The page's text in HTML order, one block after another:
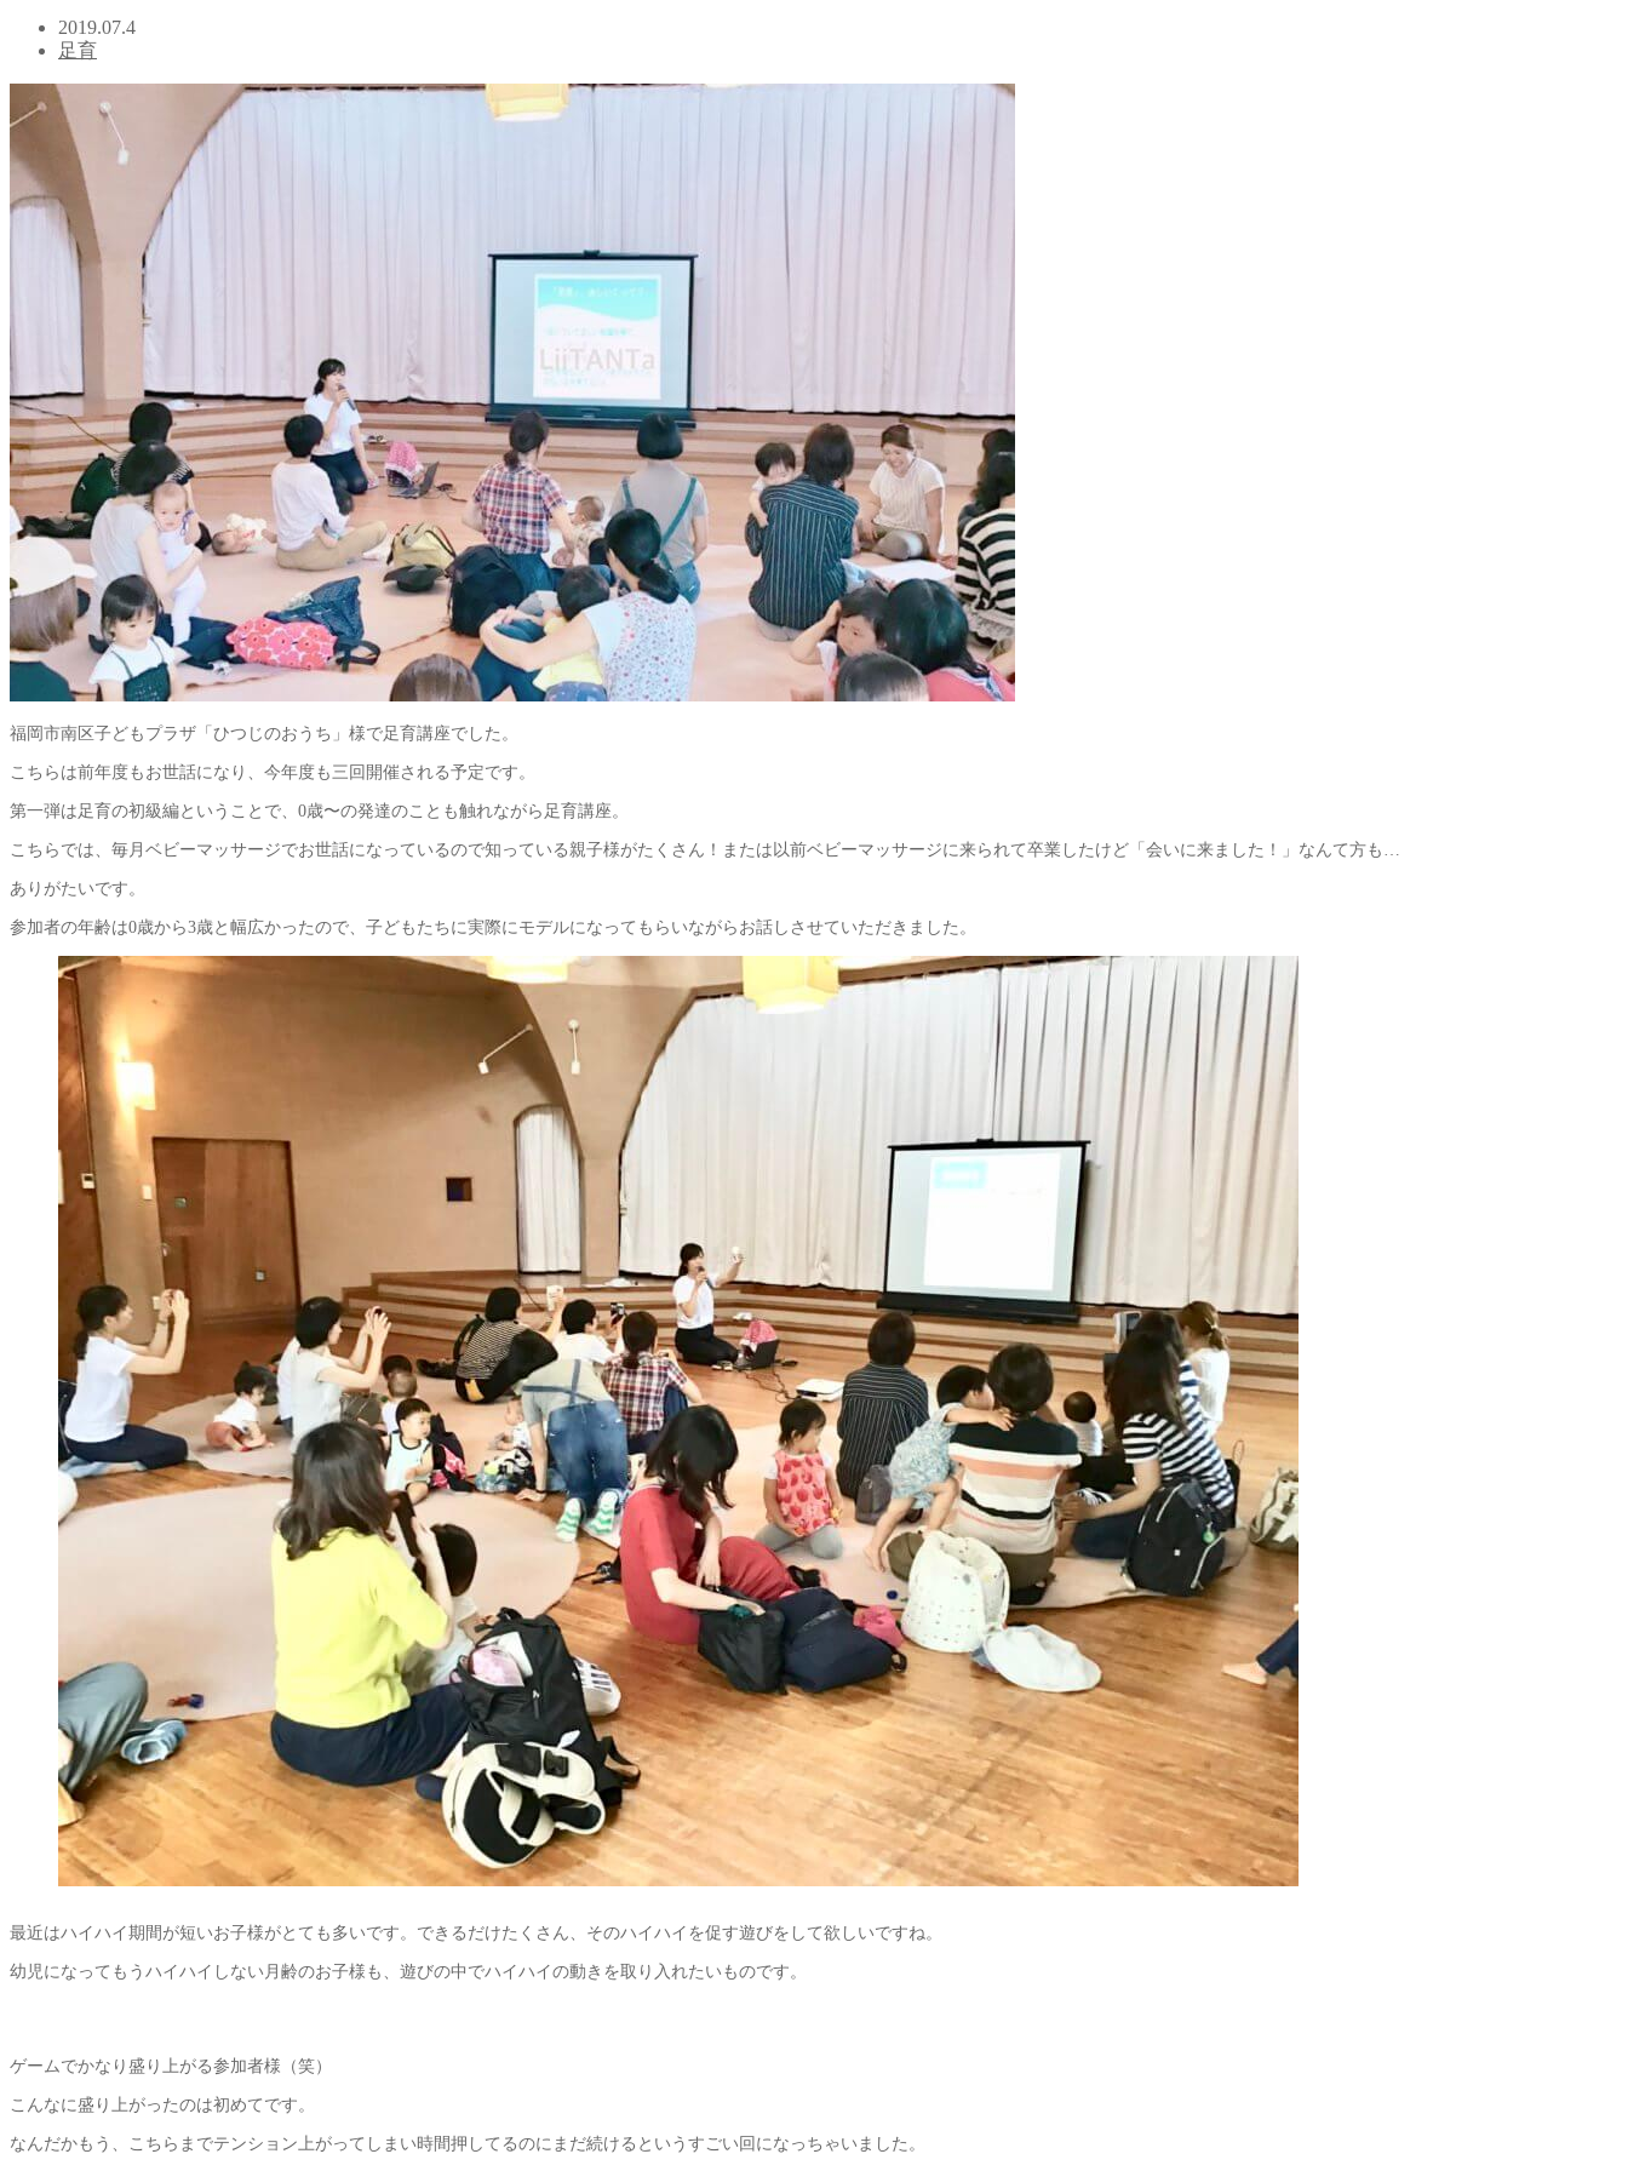
2019.07.4
足育
福岡市南区子どもプラザ「ひつじのおうち」様で足育講座でした。
こちらは前年度もお世話になり、今年度も三回開催される予定です。
第一弾は足育の初級編ということで、0歳〜の発達のことも触れながら足育講座。
こちらでは、毎月ベビーマッサージでお世話になっているので知っている親子様がたくさん！または以前ベビーマッサージに来られて卒業したけど「会いに来ました！」なんて方も…
ありがたいです。
参加者の年齢は0歳から3歳と幅広かったので、子どもたちに実際にモデルになってもらいながらお話しさせていただきました。
最近はハイハイ期間が短いお子様がとても多いです。できるだけたくさん、そのハイハイを促す遊びをして欲しいですね。
幼児になってもうハイハイしない月齢のお子様も、遊びの中でハイハイの動きを取り入れたいものです。
ゲームでかなり盛り上がる参加者様（笑）
こんなに盛り上がったのは初めてです。
なんだかもう、こちらまでテンション上がってしまい時間押してるのにまだ続けるというすごい回になっちゃいました。